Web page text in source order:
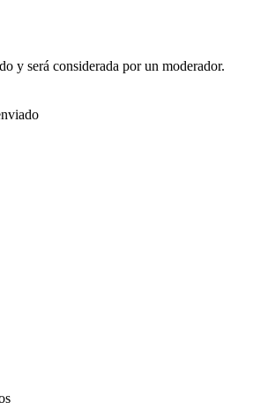
y será considerada por un moderador.